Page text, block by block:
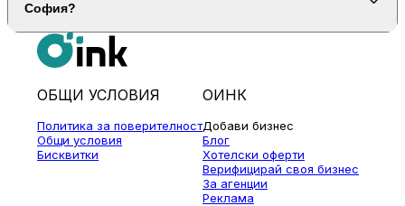
София?
ОБЩИ УСЛОВИЯ
Политика за поверителност
Общи условия
Бисквитки
ОИНК
Добави бизнес
Блог
Хотелски оферти
Верифицирай своя бизнес
За агенции
Реклама